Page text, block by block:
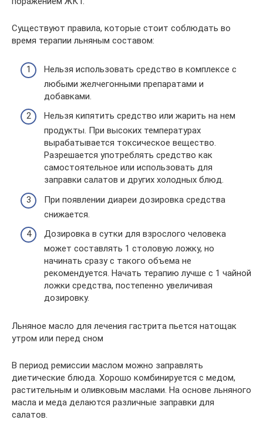
Существуют правила, которые стоит соблюдать во
время терапии льняным составом:
Нельзя использовать средство в комплексе с
любыми желчегонными препаратами и
добавками.
Нельзя кипятить средство или жарить на нем
продукты. При высоких температурах
вырабатывается токсическое вещество.
Разрешается употреблять средство как
самостоятельное или использовать для
заправки салатов и других холодных блюд.
При появлении диареи дозировка средства
снижается.
Дозировка в сутки для взрослого человека
может составлять 1 столовую ложку, но
начинать сразу с такого объема не
рекомендуется. Начать терапию лучше с 1 чайной
ложки средства, постепенно увеличивая
дозировку.
Льняное масло для лечения гастрита пьется натощак
утром или перед сном
В период ремиссии маслом можно заправлять
диетические блюда. Хорошо комбинируется с медом,
растительным и оливковым маслами. На основе льняного
масла и меда делаются различные заправки для
салатов.